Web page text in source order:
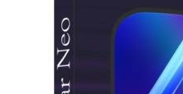
творческий
редактор
оптимизация
фотографии